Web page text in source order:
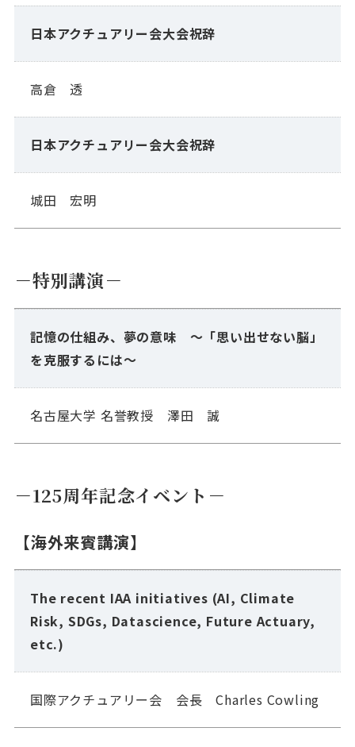
日本アクチュアリー会大会祝辞
高倉 透
日本アクチュアリー会大会祝辞
城田 宏明
－特別講演－
記憶の仕組み、夢の意味 〜「思い出せない脳」
を克服するには〜
名古屋大学 名誉教授 澤田 誠
－125周年記念イベント－
【海外来賓講演】
The recent IAA initiatives (AI, Climate
Risk, SDGs, Datascience, Future Actuary,
etc.)
国際アクチュアリー会 会長 Charles Cowling